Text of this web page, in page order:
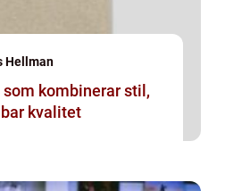
Hellman
kombinerar stil,
kvalitet